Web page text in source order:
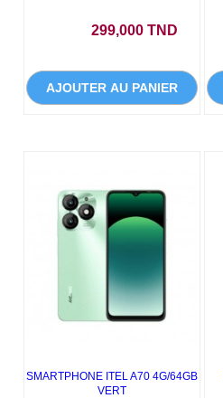
299,000 TND
AJOUTER AU PANIER
SMARTPHONE ITEL A70 4G/64GB
VERT